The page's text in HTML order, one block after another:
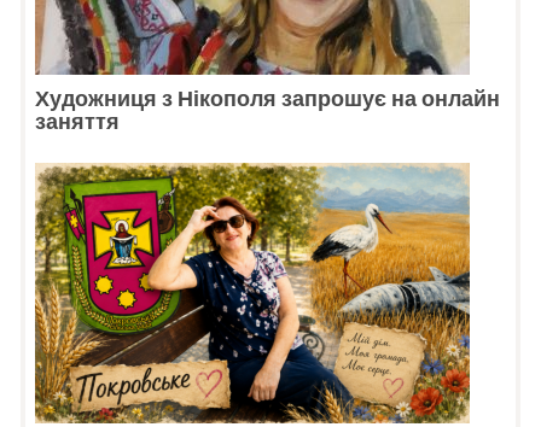
Художниця з Нікополя запрошує на онлайн
заняття